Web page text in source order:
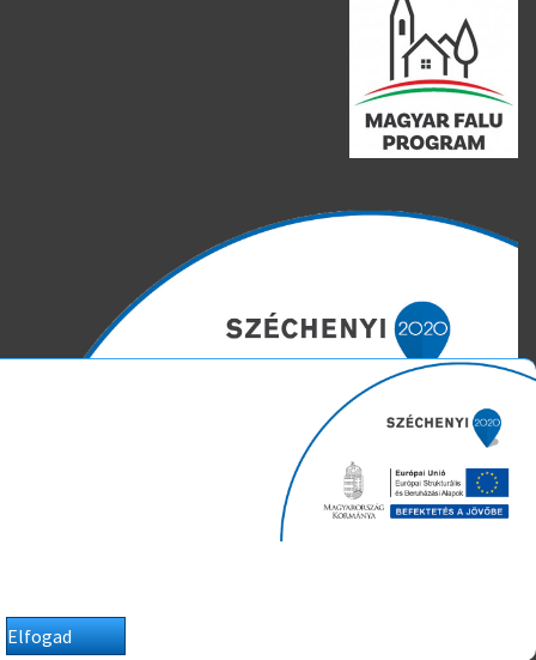
Általános közzétételi lista
Weboldalunk süti (cookie) fájlokat használ. Ezeket a fájlokat az
Ön gépén tárolja a rendszer. A cookie-k személyek
azonosítására, látogatási szokásaik követésére nem
alkalmasak, szolgáltatásaink biztosításához szükségesek.
Az oldal használatával Ön beleegyezik a cookie-k használatába.
Elfogad